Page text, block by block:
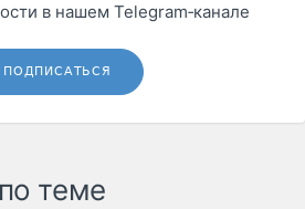
в нашем Telegram‑канале
ПОДПИСАТЬСЯ
теме